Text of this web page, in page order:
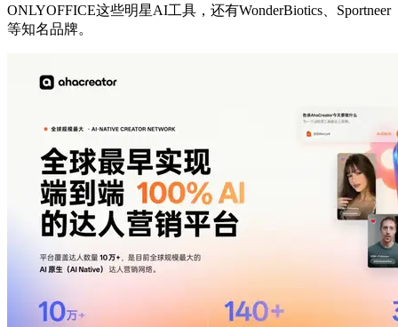
ONLYOFFICE这些明星AI工具，还有WonderBiotics、Sportneer
等知名品牌。